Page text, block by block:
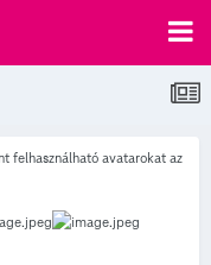
felhasználható avatarokat az